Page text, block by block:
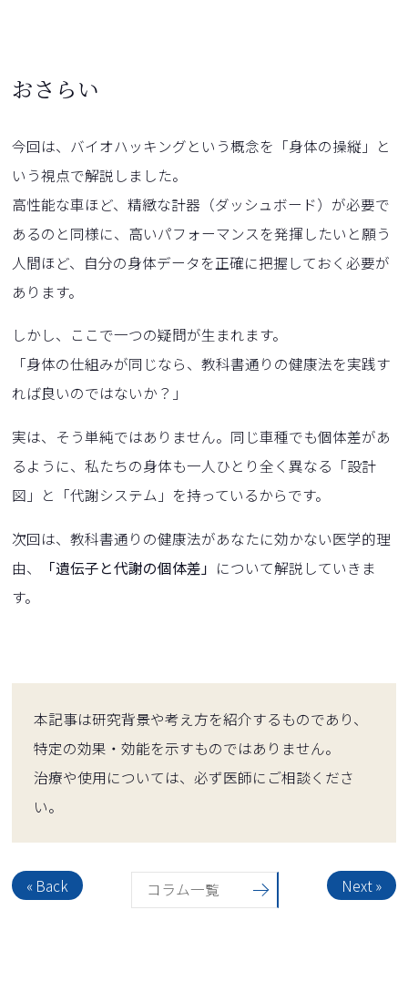
おさらい
今回は、バイオハッキングという概念を「身体の操縦」と
いう視点で解説しました。
高性能な車ほど、精緻な計器（ダッシュボード）が必要で
あるのと同様に、高いパフォーマンスを発揮したいと願う
人間ほど、自分の身体データを正確に把握しておく必要が
あります。
しかし、ここで一つの疑問が生まれます。
「身体の仕組みが同じなら、教科書通りの健康法を実践す
れば良いのではないか？」
実は、そう単純ではありません。同じ車種でも個体差があ
るように、私たちの身体も一人ひとり全く異なる「設計
図」と「代謝システム」を持っているからです。
次回は、教科書通りの健康法があなたに効かない医学的理
由、
「遺伝子と代謝の個体差」 について解説していきま
す。
本記事は研究背景や考え方を紹介するものであり、
特定の効果・効能を示すものではありません。
治療や使用については、必ず医師にご相談くださ
い。
« Back コラム一覧 Next »